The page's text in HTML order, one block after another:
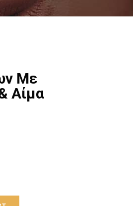
Με
Αίμα